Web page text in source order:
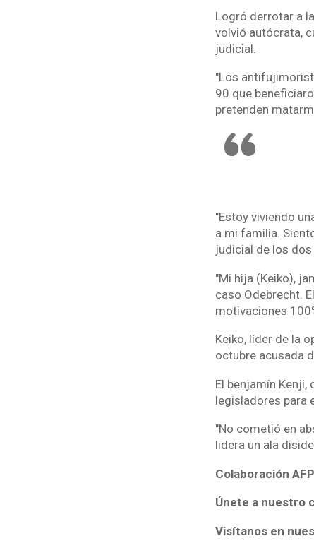
Logró derrotar a
volvió autócrata,
judicial.
"Los
90 que
pretenden
"Estoy viviendo
a mi familia.
judicial de los
"Mi hija (Keiko),
caso Odebrecht.
motivaciones
Keiko, líder de la
octubre acusada
El benjamín
legisladores para
"No cometió en
lidera un ala
Colaboración AFP
Únete a nuestro
Visítanos en